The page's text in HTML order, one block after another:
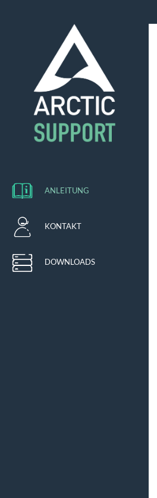
ANLEITUNG
KONTAKT
DOWNLOADS